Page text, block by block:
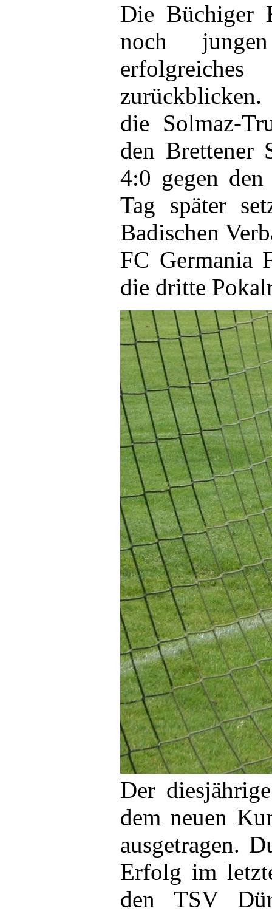
Die Büchiger
noch
die Solmaz-
den Brettener
4:0 gegen
Tag später
Badischen
FC Germania
die dritte
Der
dem neuen
ausgetragen.
Erfolg im
den TSV